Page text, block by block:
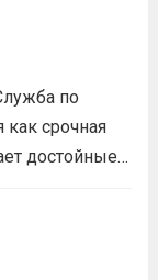
по
как срочная
достойные